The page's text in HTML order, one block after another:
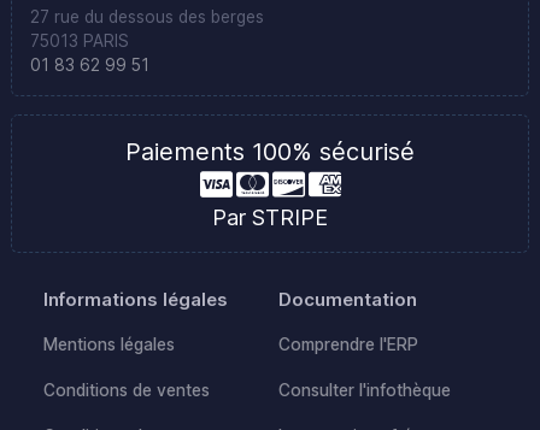
27 rue du dessous des berges
75013 PARIS
01 83 62 99 51
Paiements 100% sécurisé
Par STRIPE
Informations légales
Mentions légales
Conditions de ventes
Documentation
Comprendre l'ERP
Consulter l'infothèque